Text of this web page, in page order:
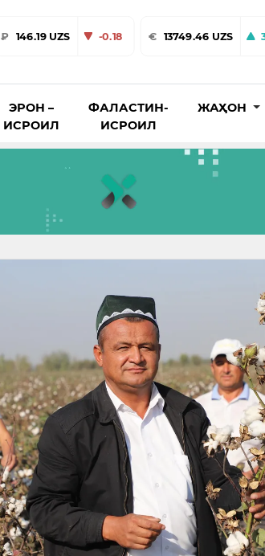
₽ 146.19 UZS -0.18 € 13749.46 UZS
ЭРОН –
ИСРОИЛ
ФАЛАСТИН-
ИСРОИЛ
ЖАҲОН